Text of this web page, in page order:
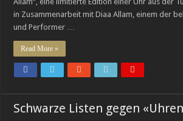
Cystos: Auf dem Weg zur eigenständigen
Breguets vergessene Kunst des Emaillierens
in Zusammenarbeit mit Diaa Allam, einem der
und Performer …
Read More »
Schwarze Listen gegen